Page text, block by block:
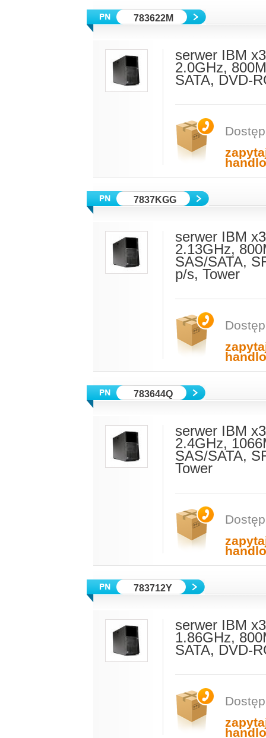
783622M
serwer IBM
2.0GHz,
SATA, DVD-
7837KGG
serwer IBM
2.13GHz,
SAS/SATA,
p/s, Tower
783644Q
serwer IBM
2.4GHz,
SAS/SATA,
Tower
783712Y
serwer IBM
1.86GHz,
SATA, DVD-